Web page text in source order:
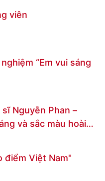
án Công viên Văn
viên
“Em vui sáng
sĩ Nguyễn Phan –
và sắc màu hoài
điểm Việt Nam"